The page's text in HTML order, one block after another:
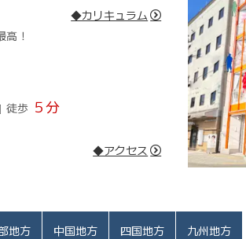
◆カリキュラム
！
徒歩 ５分
◆アクセス
地方 中国地方 四国地方 九州地方